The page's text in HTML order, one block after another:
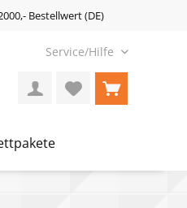
Bestellwert (DE)
Service/Hilfe